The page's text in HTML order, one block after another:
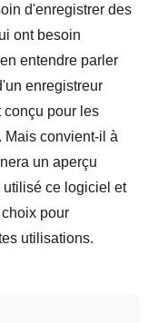
d'enregistrer des
ont besoin
entendre parler
enregistreur
conçu pour les
Mais convient-il à
un aperçu
ce logiciel et
pour
utilisations.